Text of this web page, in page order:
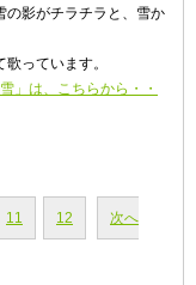
の影がチラチラと、雪か
っています。
雪」は、こちらから・・
11 12
次へ